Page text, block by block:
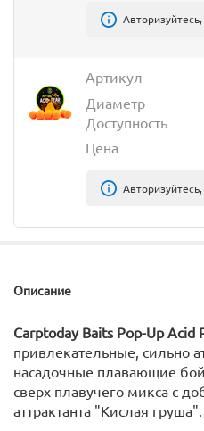
Артикул
Диаметр
Доступность
Цена
Описание
Carptoday Baits Pop-Up Acid
привлекательные, сильно
насадочные плавающие
сверх плавучего микса с
аттрактанта "Кислая груша".